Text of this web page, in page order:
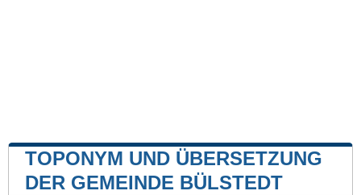
TOPONYM UND ÜBERSETZUNG
DER GEMEINDE BÜLSTEDT